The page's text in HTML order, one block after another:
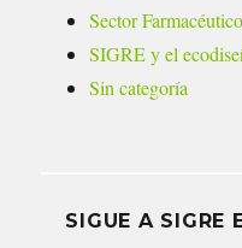
Sector Farmacéutico
SIGRE y el
Sin categoría
SIGUE A SIGRE